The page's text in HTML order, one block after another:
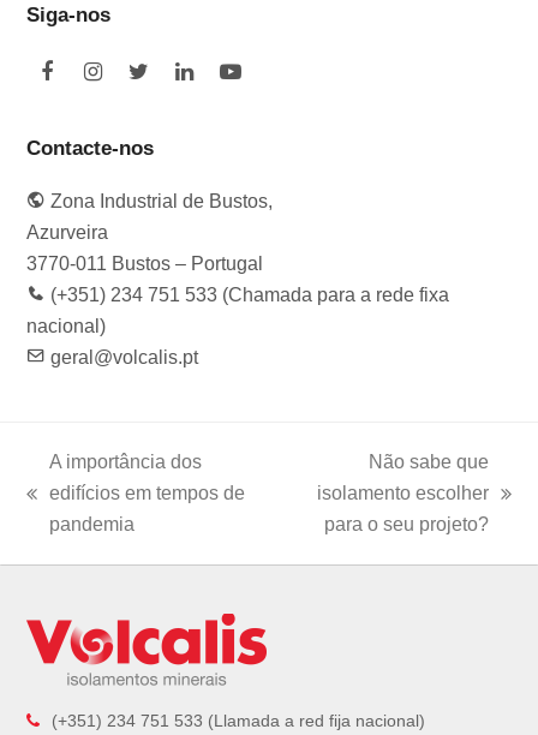
Siga-nos
F
e
o
o
k
I
t
g
r
a
m
T
t
e
r
L
d
I
Y
e
Contacte-nos
Zona Industrial de Bustos,
Azurveira
3770-011 Bustos – Portugal
(+351) 234 751 533 (Chamada para a rede fixa
nacional)
geral@volcalis.pt
post:
A importância dos
edifícios em tempos de
pandemia
Não sabe que
isolamento escolher
para o seu projeto?
(+351) 234 751 533 (Llamada a red fija nacional)